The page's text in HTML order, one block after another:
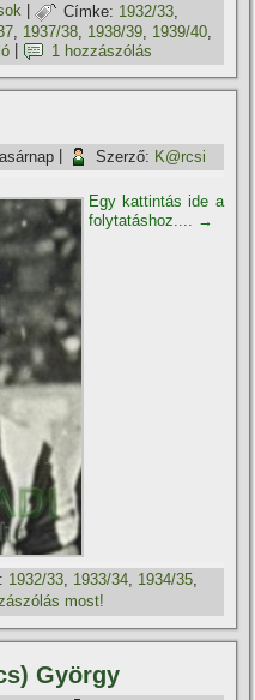
| Címke: 1932/33
, 1937/38, 1938/39, 1939/40,
1 hozzászólás
Szerző: K@rcsi
Egy kattintás ide a
folytatáshoz.... →
1932/33, 1933/34, 1934/35,
most!
György